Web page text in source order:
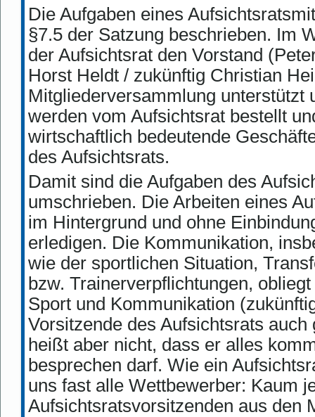
Die Aufgaben eines
§7.5 der Satzung beschrieben. Im
der Aufsichtsrat den Vorstand
Horst Heldt / zukünftig Christian
Mitgliederversammlung unterstützt
werden vom Aufsichtsrat bestellt
wirtschaftlich bedeutende
des Aufsichtsrats.
Damit sind die Aufgaben des
umschrieben. Die Arbeiten eines
im Hintergrund und ohne
erledigen. Die Kommunikation,
wie der sportlichen Situation,
bzw. Trainerverpflichtungen,
Sport und Kommunikation
Vorsitzende des Aufsichtsrats
heißt aber nicht, dass er alles
besprechen darf. Wie ein
uns fast alle Wettbewerber: Kaum
Aufsichtsratsvorsitzenden aus den